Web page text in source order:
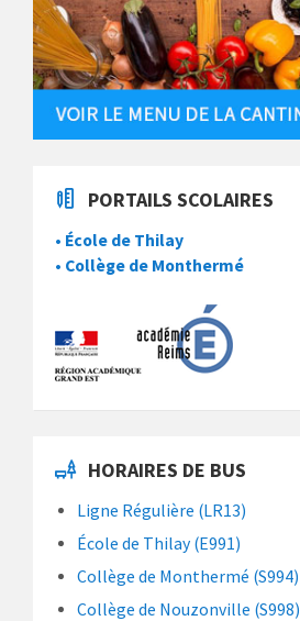
PORTAILS SCOLAIRES
• École de Thilay
• Collège de Monthermé
HORAIRES DE BUS
Ligne Régulière (LR13)
École de Thilay (E991)
Collège de Monthermé (S994)
Collège de Nouzonville (S998)